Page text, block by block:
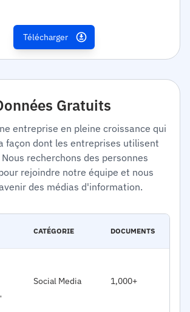
Télécharger
Gratuits
entreprise en pleine croissance qui
façon dont les entreprises utilisent
recherchons des personnes
rejoindre notre équipe et nous
des médias d'information.
CATÉGORIE DOCUMENTS
Social Media 1,000+